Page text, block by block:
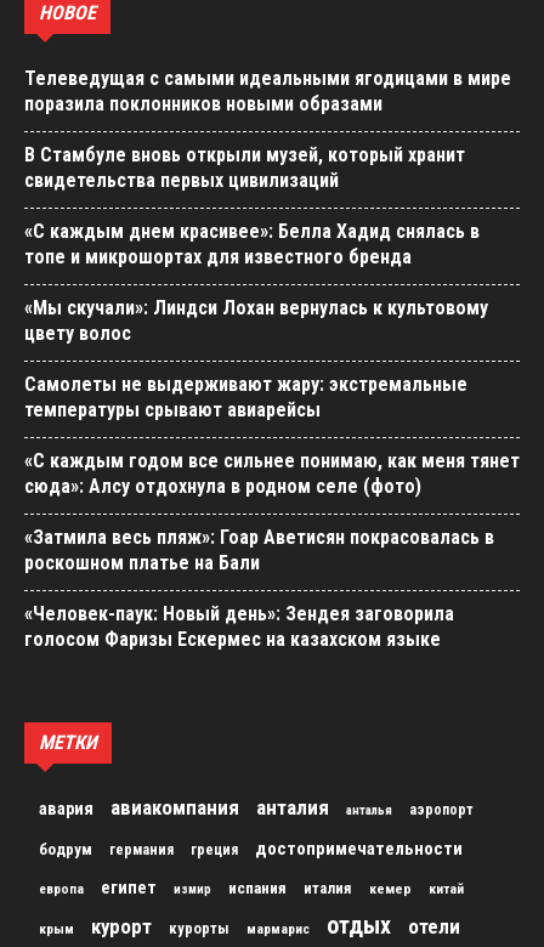
НОВОЕ
Телеведущая с самыми идеальными ягодицами в мире
поразила поклонников новыми образами
В Стамбуле вновь открыли музей, который хранит
свидетельства первых цивилизаций
«С каждым днем красивее»: Белла Хадид снялась в
топе и микрошортах для известного бренда
«Мы скучали»: Линдси Лохан вернулась к культовому
цвету волос
Самолеты не выдерживают жару: экстремальные
температуры срывают авиарейсы
«С каждым годом все сильнее понимаю, как меня тянет
сюда»: Алсу отдохнула в родном селе (фото)
«Затмила весь пляж»: Гоар Аветисян покрасовалась в
роскошном платье на Бали
«Человек-паук: Новый день»: Зендея заговорила
голосом Фаризы Ескермес на казахском языке
МЕТКИ
авария авиакомпания анталия анталья аэропорт
бодрум германия греция достопримечательности
европа египет измир испания италия кемер китай
крым курорт курорты мармарис отдых отели